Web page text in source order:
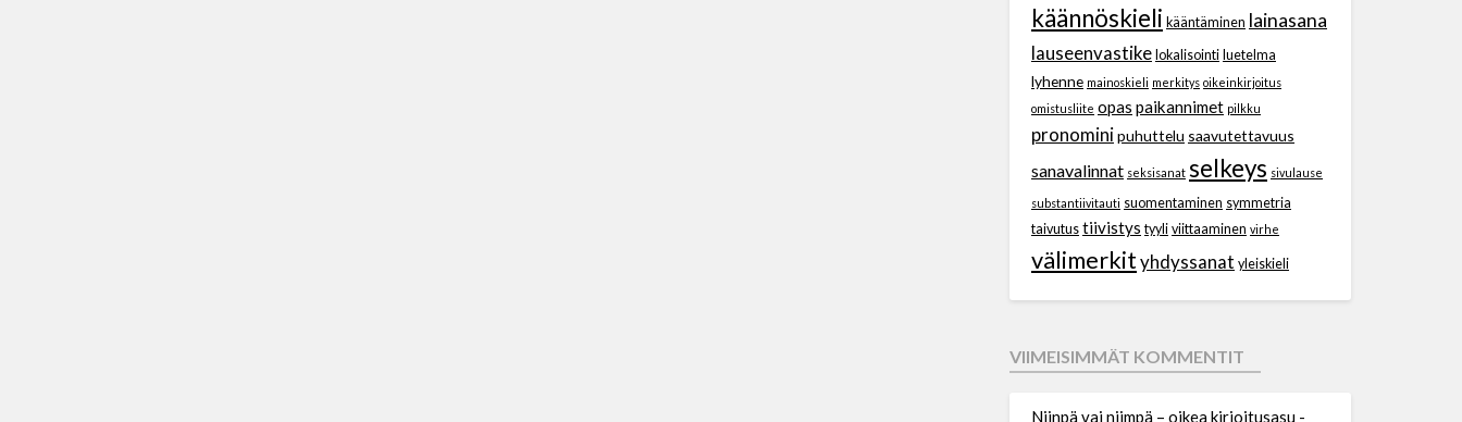
käännöskieli kääntäminen lainasana
lauseenvastike lokalisointi luetelma
lyhenne mainoskieli merkitys oikeinkirjoitus
omistusliite opas paikannimet pilkku
pronominipuhuttelu saavutettavuus
sanavalinnat seksisanat selkeys sivulause
substantiivitauti suomentaminen symmetria
taivutus tiivistys tyyli viittaaminen virhe
välimerkityhdyssanat yleiskieli
VIIMEISIMMÄT KOMMENTIT
Niinpä vai niimpä – oikea kirjoitusasu -